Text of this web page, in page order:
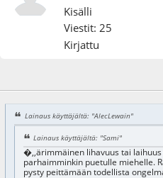
Kisälli
Viestit: 25
Kirjattu
Lainaus käyttäjältä: "AlecLewain"
Lainaus käyttäjältä: "Sami"
�,,ärimmäinen lihavuus tai laihuus
parhaimminkin puetulle miehelle.
pysty peittämään todellista